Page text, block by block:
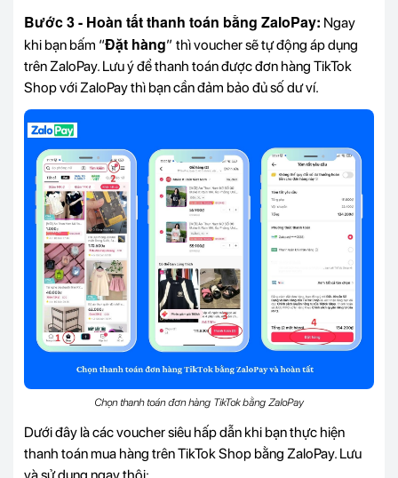
Bước 3 - Hoàn tất thanh toán bằng ZaloPay: Ngay
khi bạn bấm “Đặt hàng” thì voucher sẽ tự động áp dụng
trên ZaloPay. Lưu ý để thanh toán được đơn hàng TikTok
Shop với ZaloPay thì bạn cần đảm bảo đủ số dư ví.
Chọn thanh toán đơn hàng TikTok bằng ZaloPay
Dưới đây là các voucher siêu hấp dẫn khi bạn thực hiện
thanh toán mua hàng trên TikTok Shop bằng ZaloPay. Lưu